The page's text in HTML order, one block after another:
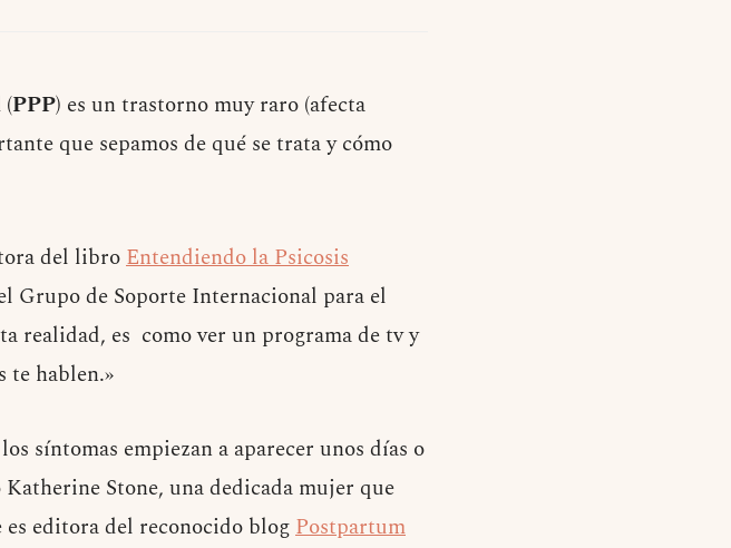
(PPP) es un trastorno muy raro (afecta
que sepamos de qué se trata y cómo
del libroEntendiendo la Psicosis
Grupo de Soporte Internacional para el
realidad, es como ver un programa de tv y
te hablen.»
síntomas empiezan a aparecer unos días o
Stone, una dedicada mujer que
editora del reconocido blogPostpartum